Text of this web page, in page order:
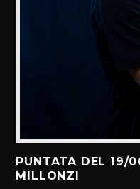
PUNTATA DEL 19/
MILLONZI